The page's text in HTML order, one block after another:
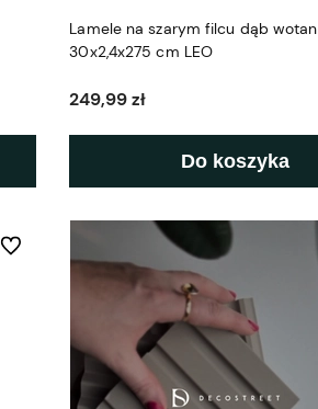
Lamele na szarym filcu dąb wotan
30x2,4x275 cm LEO
249,99 zł
Do koszyka
Do ulubionych